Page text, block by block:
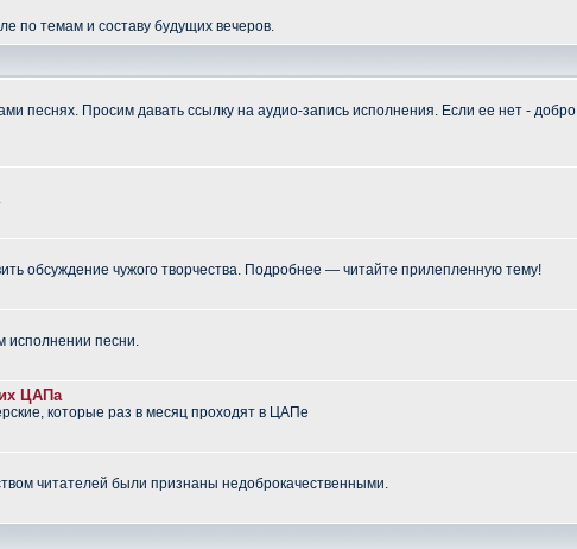
по темам и составу будущих вечеров.
песнях. Просим давать ссылку на аудио-запись исполнения. Если ее нет - добро
обсуждение чужого творчества. Подробнее — читайте прилепленную тему!
исполнении песни.
ЦАПа
которые раз в месяц проходят в ЦАПе
читателей были признаны недоброкачественными.